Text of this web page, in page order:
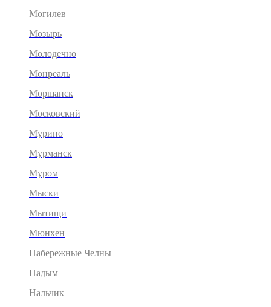
Могилев
Мозырь
Молодечно
Монреаль
Моршанск
Московский
Мурино
Мурманск
Муром
Мыски
Мытищи
Мюнхен
Набережные Челны
Надым
Нальчик